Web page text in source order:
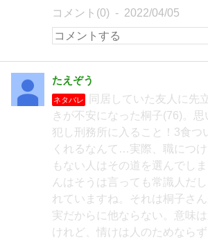
コメント(0) 2022/04/05
たえぞう
ネタバレ
同居していた友人に先
きが不安になった桐子(76)。
犯し刑務所に入ること！3食つ
くれるなんて…実際、職につ
もない人はその道を選んでし
んはそうは言っても常識人だ
れていますね。それは桐子さ
実だからに他ならない。意味
けれど、情けは人のためなら